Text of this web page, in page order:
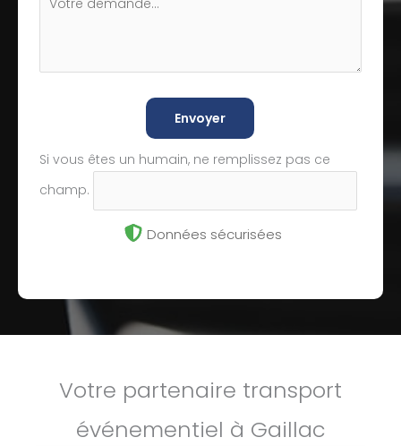
Envoyer
Si vous êtes un humain, ne remplissez pas ce
champ.
Données sécurisées
Votre partenaire transport
événementiel à Gaillac